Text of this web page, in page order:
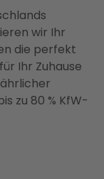
wir Ihr
die perfekt
Ihr Zuhause
zu 80 % KfW-